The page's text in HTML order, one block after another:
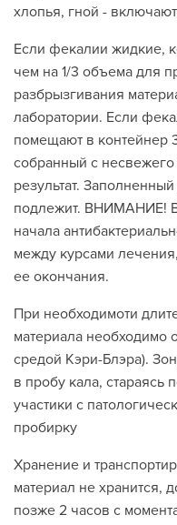
хлопья, гной -
Если фекалии жидкие,
чем на 1/3 объема для
разбрызгивания
лаборатории. Если
помещают в контейнер
собранный с несвежего
результат.
подлежит. ВНИМАНИЕ!
начала
между курсами
ее окончания.
При необходимоти
материала необходимо
средой Кэри-Блэра).
в пробу кала, стараясь
участики с
пробирку
Хранение и
материал не хранится,
позже 2 часов с